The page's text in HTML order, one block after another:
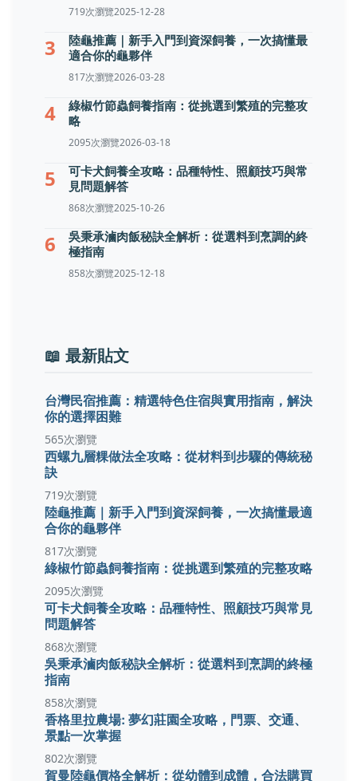
719次瀏覽2025-12-28
3
陸龜推薦｜新手入門到資深飼養，一次搞懂最
適合你的龜夥伴
817次瀏覽2026-03-28
4
綠椒竹節蟲飼養指南：從挑選到繁殖的完整攻
略
2095次瀏覽2026-03-18
5
可卡犬飼養全攻略：品種特性、照顧技巧與常
見問題解答
868次瀏覽2025-10-26
6
吳秉承滷肉飯秘訣全解析：從選料到烹調的終
極指南
858次瀏覽2025-12-18
📖 最新貼文
台灣民宿推薦：精選特色住宿與實用指南，解決
你的選擇困難
565次瀏覽
西螺九層粿做法全攻略：從材料到步驟的傳統秘
訣
719次瀏覽
陸龜推薦｜新手入門到資深飼養，一次搞懂最適
合你的龜夥伴
817次瀏覽
綠椒竹節蟲飼養指南：從挑選到繁殖的完整攻略
2095次瀏覽
可卡犬飼養全攻略：品種特性、照顧技巧與常見
問題解答
868次瀏覽
吳秉承滷肉飯秘訣全解析：從選料到烹調的終極
指南
858次瀏覽
香格里拉農場: 夢幻莊園全攻略，門票、交通、
景點一次掌握
802次瀏覽
賀曼陸龜價格全解析：從幼體到成體，合法購買